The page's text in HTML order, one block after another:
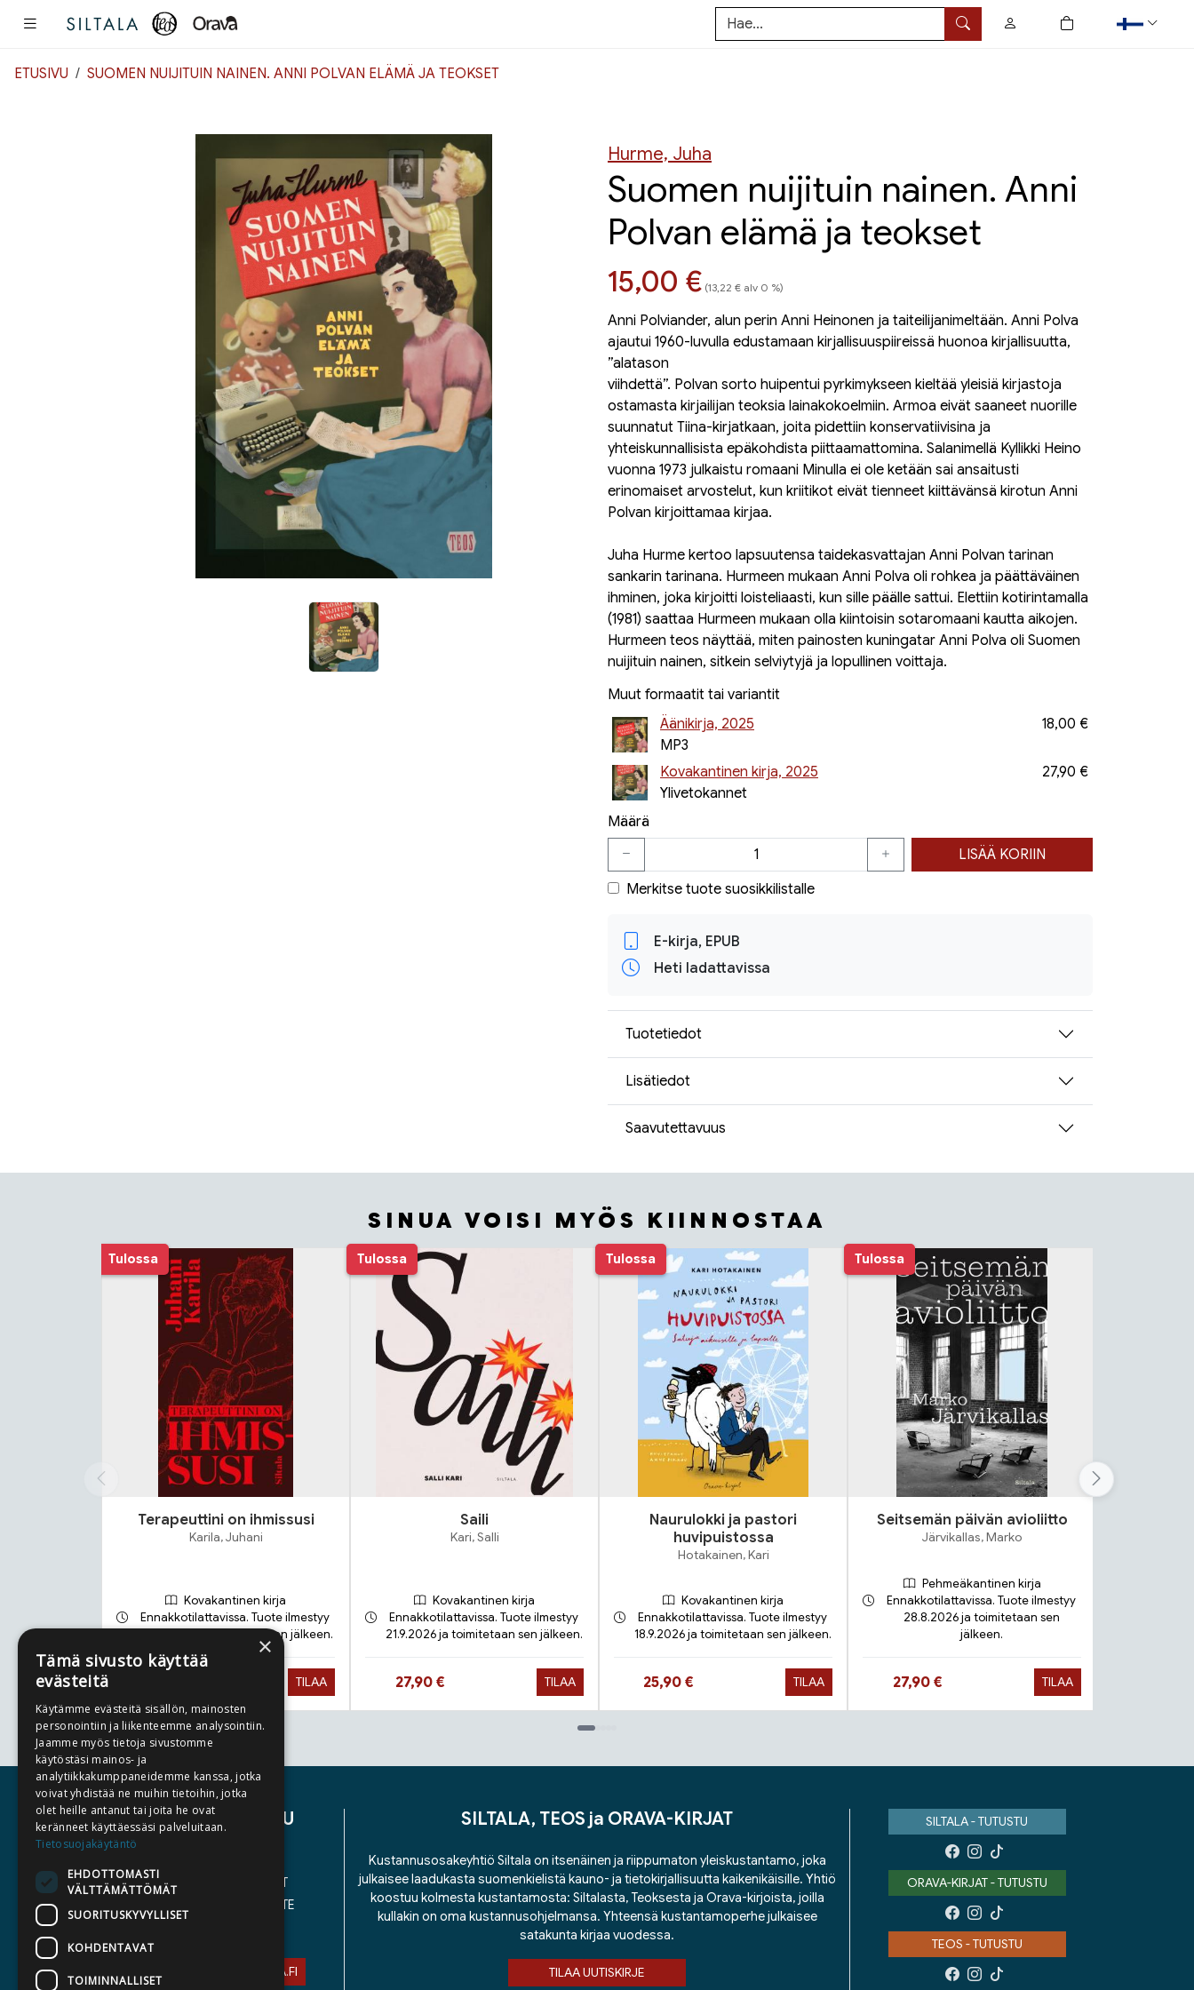
Hae
0
tuotetta ostoskorissa
ETUSIVU SUOMEN NUIJITUIN NAINEN. ANNI POLVAN ELÄMÄ JA TEOKSET
Hurme, Juha
Suomen nuijituin nainen. Anni
Polvan elämä ja teokset
Hinta nyt
15,00 € (13,22 € alv 0 %)
Anni Polviander, alun perin Anni Heinonen ja taiteilijanimeltään. Anni Polva
ajautui 1960-luvulla edustamaan kirjallisuuspiireissä huonoa kirjallisuutta,
”alatason
viihdettä”. Polvan sorto huipentui pyrkimykseen kieltää yleisiä kirjastoja
ostamasta kirjailijan teoksia lainakokoelmiin. Armoa eivät saaneet nuorille
suunnatut Tiina-kirjatkaan, joita pidettiin konservatiivisina ja
yhteiskunnallisista epäkohdista piittaamattomina. Salanimellä Kyllikki Heino
vuonna 1973 julkaistu romaani Minulla ei ole ketään sai ansaitusti
erinomaiset arvos­telut, kun kriitikot eivät tienneet kiittävänsä kirotun Anni
Polvan kirjoittamaa kirjaa.
Juha Hurme kertoo lapsuutensa taidekasvattajan Anni Polvan tarinan
sankarin tarinana. Hurmeen mukaan Anni Polva oli rohkea ja päättäväinen
ihminen, joka kirjoitti loisteliaasti, kun sille päälle sattui. Elettiin koti­rintamalla
(1981) saattaa Hurmeen mukaan olla kiintoisin sotaromaani kautta aikojen.
Hurmeen teos näyttää, miten painosten kuningatar Anni Polva oli Suomen
nuijituin nainen, sitkein selviytyjä ja lopullinen voittaja.
Muut formaatit tai variantit
Äänikirja, 2025
MP3
18,00 €
Kovakantinen kirja, 2025
Ylivetokannet
27,90 €
Määrä
LISÄÄ KORIIN
Merkitse tuote suosikkilistalle
E-kirja, EPUB
Heti ladattavissa
Tuotetiedot
Lisätiedot
Saavutettavuus
SINUA VOISI MYÖS KIINNOSTAA
Tuoteluettelon alku
Tulossa
Terapeuttini on ihmissusi
Karila, Juhani
Kovakantinen kirja
Ennakkotilattavissa. Tuote ilmestyy
17.9.2026 ja toimitetaan sen jälkeen.
TILAA
Tulossa
Saili
Kari, Salli
Kovakantinen kirja
Ennakkotilattavissa. Tuote ilmestyy
21.9.2026 ja toimitetaan sen jälkeen.
Hinta nyt
27,90 € TILAA
Tulossa
Naurulokki ja pastori
huvipuistossa
Hotakainen, Kari
Kovakantinen kirja
Ennakkotilattavissa. Tuote ilmestyy
18.9.2026 ja toimitetaan sen jälkeen.
Hinta nyt
25,90 € TILAA
Tulossa
Seitsemän päivän avioliitto
Järvikallas, Marko
Pehmeäkantinen kirja
Ennakkotilattavissa. Tuote ilmestyy
28.8.2026 ja toimitetaan sen
jälkeen.
Hinta nyt
27,90 € TILAA
Tuoteluettelon loppu
ASIAKASPALVELU
YLEISET TOIMITUSEHDOT
SAAVUTETTAVUUSSELOSTE
ASIAKASPALVELU@STORIA.FI
SILTALA, TEOS ja ORAVA-KIRJAT
Kustannusosakeyhtiö Siltala on itsenäinen ja riippumaton yleiskustantamo, joka
julkaisee laadukasta suomenkielistä kauno- ja tietokirjallisuutta kaikenikäisille. Yhtiö
koostuu kolmesta kustantamosta: Siltalasta, Teoksesta ja Orava-kirjoista, joilla
kullakin on oma kustannusohjelmansa. Yhteensä kustantamoperhe julkaisee
satakunta kirjaa vuodessa.
TILAA UUTISKIRJE
SILTALA - TUTUSTU
ORAVA-KIRJAT - TUTUSTU
TEOS - TUTUSTU
×
Tämä sivusto käyttää
evästeitä
Käytämme evästeitä sisällön, mainosten
personointiin ja liikenteemme analysointiin.
Jaamme myös tietoja sivustomme
käytöstäsi mainos- ja
analytiikkakumppaneidemme kanssa, jotka
voivat yhdistää ne muihin tietoihin, jotka
olet heille antanut tai joita he ovat
keränneet käyttäessäsi palveluitaan.
Tietosuojakäytäntö
EHDOTTOMASTI
VÄLTTÄMÄTTÖMÄT
SUORITUSKYVYLLISET
KOHDENTAVAT
TOIMINNALLISET